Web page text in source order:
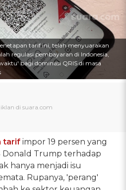
tarif ini, telah menyuarakan
regulasi pembayaran di Indonesia,
bagi dominasi QRIS di masa
tarif impor 19 persen yang
Donald Trump terhadap
hanya menjadi isu
Rupanya, 'perang'